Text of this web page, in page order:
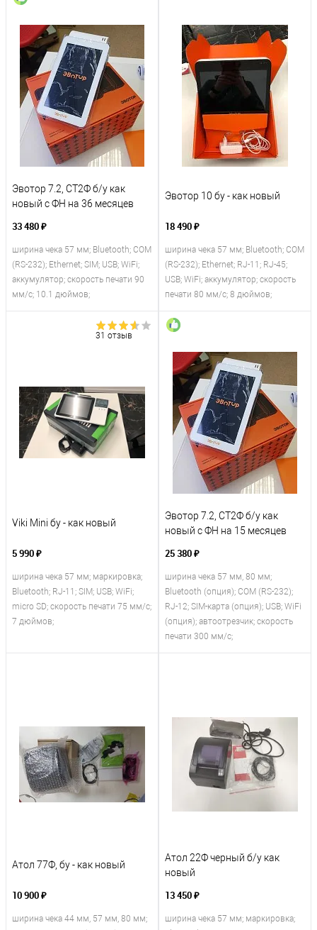
Эвотор 7.2, СТ2Ф б/у как
новый с ФН на 36 месяцев
33 480 ₽
ширина чека 57 мм; Bluetooth; COM
(RS-232); Ethernet; SIM; USB; WiFi;
аккумулятор; скорость печати 90
мм/с; 10.1 дюймов;
Эвотор 10 бу - как новый
18 490 ₽
ширина чека 57 мм; Bluetooth; COM
(RS-232); Ethernet; RJ-11; RJ-45;
USB; WiFi; аккумулятор; скорость
печати 80 мм/с; 8 дюймов;
31 отзыв
Viki Mini бу - как новый
5 990 ₽
ширина чека 57 мм; маркировка;
Bluetooth; RJ-11; SIM; USB; WiFi;
micro SD; скорость печати 75 мм/с;
7 дюймов;
Эвотор 7.2, СТ2Ф б/у как
новый с ФН на 15 месяцев
25 380 ₽
ширина чека 57 мм, 80 мм;
Bluetooth (опция); COM (RS-232);
RJ-12; SIM-карта (опция); USB; WiFi
(опция); автоотрезчик; скорость
печати 300 мм/с;
Атол 77Ф, бу - как новый
10 900 ₽
ширина чека 44 мм, 57 мм, 80 мм;
Атол 22Ф черный б/у как
новый
13 450 ₽
ширина чека 57 мм; маркировка;